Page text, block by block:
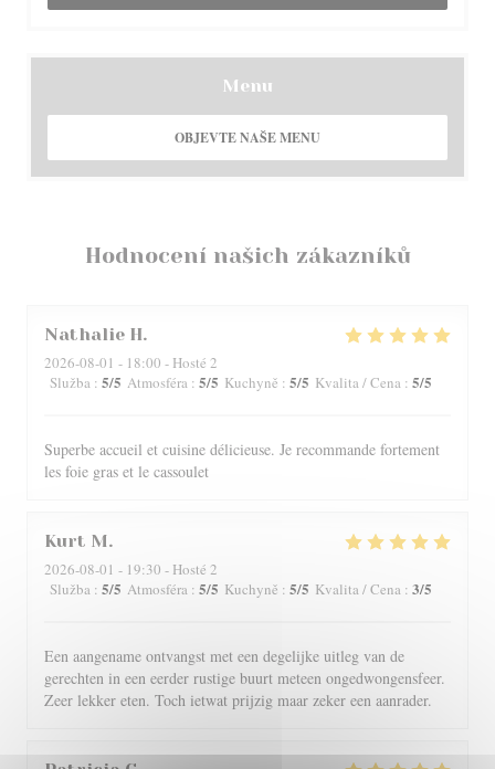
Hodnocení našich zákazníků
Nathalie H
2026-08-01 - 18:00 - Hosté 2
Služba : 5/5 Atmosféra : 5/5 Kuchyně : 5/5 Kvalita / Cena : 5/5
Superbe accueil et cuisine délicieuse. Je recommande fortement
les foie gras et le cassoulet
Kurt M
2026-08-01 - 19:30 - Hosté 2
Služba : 5/5 Atmosféra : 5/5 Kuchyně : 5/5 Kvalita / Cena : 3/5
Een aangename ontvangst met een degelijke uitleg van de
gerechten in een eerder rustige buurt meteen ongedwongensfeer.
Zeer lekker eten. Toch ietwat prijzig maar zeker een aanrader.
Menu
OBJEVTE NAŠE MENU